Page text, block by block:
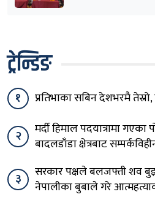
ट्रेन्डिङ
१ प्रतिभाका सबिन देशभरमै
२
मर्दी हिमाल पदयात्रामा
बादलडाँडा क्षेत्रबाट
३
सरकार पक्षले बलजफ्ती शव
नेपालीका बुबाले गरे